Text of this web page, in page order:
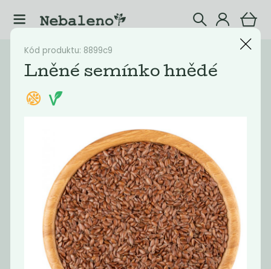
Katalog Potraviny
Filtrovat produkty
Nejlevnější Nejdražší
Kód produktu: 8899c9
Lněné semínko hnědé